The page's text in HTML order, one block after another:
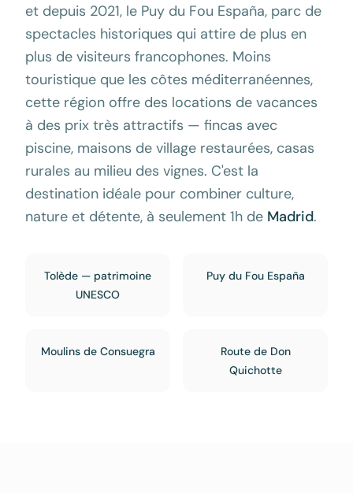
et depuis 2021, le Puy du Fou España, parc de
spectacles historiques qui attire de plus en
plus de visiteurs francophones. Moins
touristique que les côtes méditerranéennes,
cette région offre des locations de vacances
à des prix très attractifs — fincas avec
piscine, maisons de village restaurées, casas
rurales au milieu des vignes. C'est la
destination idéale pour combiner culture,
nature et détente, à seulement 1h de Madrid.
Tolède — patrimoine
UNESCO
Puy du Fou España
Moulins de Consuegra
Route de Don
Quichotte